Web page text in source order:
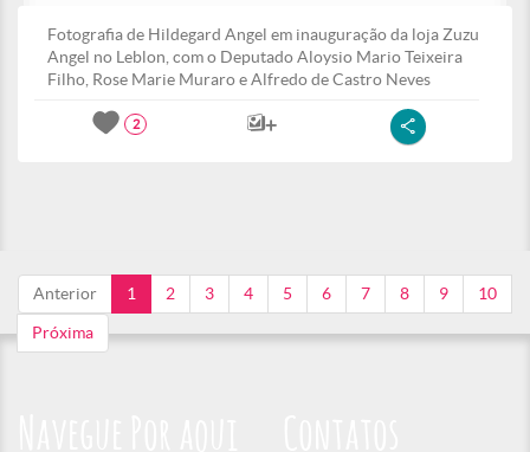
Fotografia de Hildegard Angel em inauguração da loja Zuzu
Angel no Leblon, com o Deputado Aloysio Mario Teixeira
Filho, Rose Marie Muraro e Alfredo de Castro Neves
2
Anterior 1 2 3 4 5 6 7 8 9 10
Próxima